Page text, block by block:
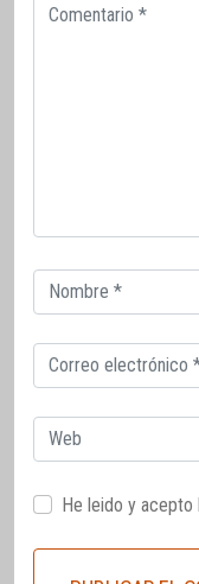
Comentario
Correo
electrónico
Correo
electrónico
Web
He leido y acepto